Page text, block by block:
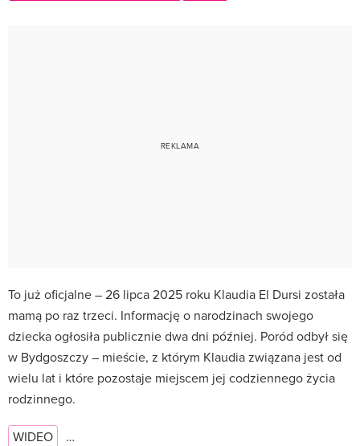
To już oficjalne – 26 lipca 2025 roku Klaudia El Dursi została
mamą po raz trzeci. Informację o narodzinach swojego
dziecka ogłosiła publicznie dwa dni później. Poród odbył się
w Bydgoszczy – mieście, z którym Klaudia związana jest od
wielu lat i które pozostaje miejscem jej codziennego życia
rodzinnego.
WIDEO …